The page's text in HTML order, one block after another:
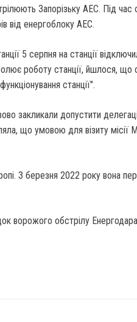
Запорізьку АЕС. Під час
від енергоблоку АЕС.
5 серпня на станції
роботу станції, йшлося, що
станції".
закликали допустити
що умовою для візиту місії
З березня 2022 року вона
ворожого обстрілу Енергодара